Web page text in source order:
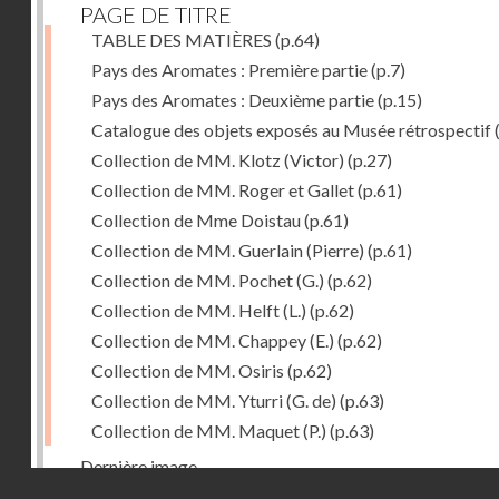
PAGE DE TITRE
TABLE DES MATIÈRES (p.64)
Pays des Aromates : Première partie(p.7)
Pays des Aromates : Deuxième partie(p.15)
Catalogue des objets exposés au Musée rétrospectif
Collection de MM. Klotz (Victor) (p.27)
Collection de MM. Roger et Gallet(p.61)
Collection de Mme Doistau(p.61)
Collection de MM. Guerlain (Pierre) (p.61)
Collection de MM. Pochet (G.) (p.62)
Collection de MM. Helft (L.) (p.62)
Collection de MM. Chappey (E.) (p.62)
Collection de MM. Osiris (p.62)
Collection de MM. Yturri (G. de) (p.63)
Collection de MM. Maquet (P.) (p.63)
Dernière image